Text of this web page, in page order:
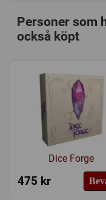
Personer som
också köpt
Dice Forge
475 kr